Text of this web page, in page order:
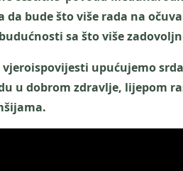
da bude što više rada na
sa što više
upućujemo
u dobrom zdravlje, lijepom